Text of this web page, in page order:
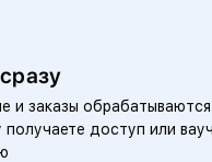
и заказы
доступ или